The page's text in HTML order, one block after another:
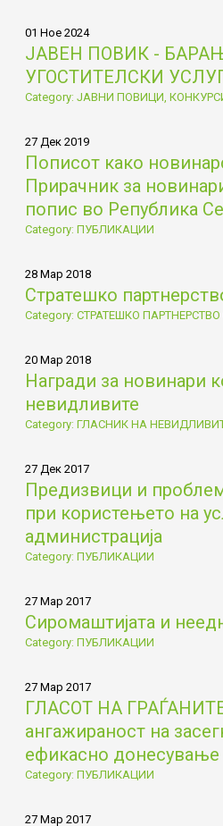
01 Ное 2024
ЈАВЕН ПОВИК -
УГОСТИТЕЛСКИ
Category: ЈАВНИ ПОВИЦИ,
27 Дек 2019
Пописот како
Прирачник за
попис во Република
Category: ПУБЛИКАЦИИ
28 Мар 2018
Стратешко
Category: СТРАТЕШКО
20 Мар 2018
Награди за новинари
невидливите
Category: ГЛАСНИК НА
27 Дек 2017
Предизвици и
при користењето на
администрација
Category: ПУБЛИКАЦИИ
27 Мар 2017
Сиромаштијата и
Category: ПУБЛИКАЦИИ
27 Мар 2017
ГЛАСОТ НА
ангажираност на
ефикасно донесување
Category: ПУБЛИКАЦИИ
27 Мар 2017